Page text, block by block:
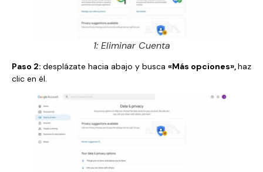
1: Eliminar Cuenta
Paso 2: desplázate hacia abajo y busca «Más opciones»,haz
clic en él.